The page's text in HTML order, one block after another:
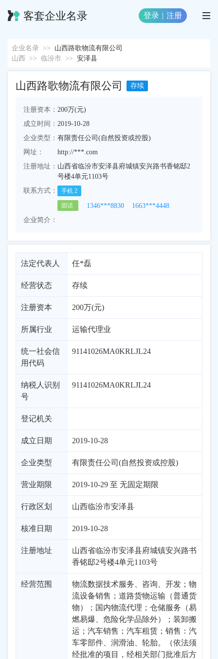
客套企业名录 登录 | 注册
企业名录 >>
山西路歌物流有限公司
山西
>> 临汾市 >> 安泽县
山西路歌物流有限公司 存续
注册资本： 200万(元)
成立时间： 2019-10-28
企业类型： 有限责任公司(自然投资或控股)
网址：
http://***.com
注册地址： 山西省临汾市安泽县府城镇安兴路书香铭邸2
号楼4单元1103号
联系方式：
手机 2
固话 1346***8830
1663***4448
企业简介：
法定代表人 任*磊
经营状态 存续
注册资本 200万(元)
所属行业 运输代理业
统一社会信
用代码
91141026MA0KRLJL24
纳税人识别
号
91141026MA0KRLJL24
登记机关
成立日期 2019-10-28
企业类型 有限责任公司(自然投资或控股)
营业期限 2019-10-29 至 无固定期限
行政区划 山西临汾市安泽县
核准日期 2019-10-28
注册地址
山西省临汾市安泽县府城镇安兴路书
香铭邸2号楼4单元1103号
经营范围
物流数据技术服务、咨询、开发；物
流设备销售；道路货物运输（普通货
物）；国内物流代理；仓储服务（易
燃易爆、危险化学品除外）；装卸搬
运；汽车销售；汽车租赁；销售：汽
车零部件、润滑油、轮胎。（依法须
经批准的项目，经相关部门批准后方